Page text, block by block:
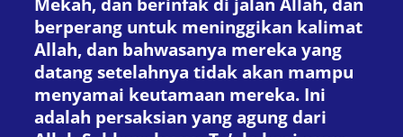
berperang untuk meninggikan kalimat
Allah, dan bahwasanya mereka yang
datang setelahnya tidak akan mampu
menyamai keutamaan mereka. Ini
adalah persaksian yang agung dari